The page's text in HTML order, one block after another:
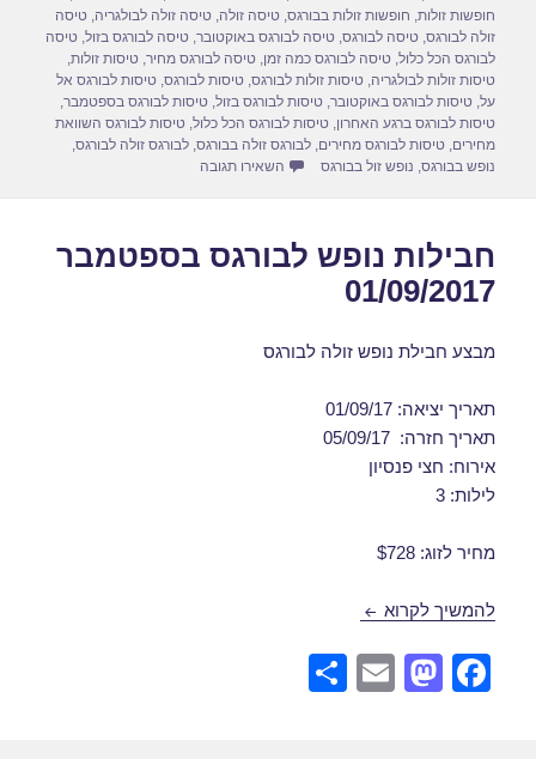
חופשות זולות חופשות זולות בבורגס ,טיסה זולה ,טיסה זולה לבולגריה ,טיסה
זולה לבורגס ,טיסה לבורגס ,טיסה לבורגס באוקטובר ,טיסה לבורגס בזול ,טיסה
לבורגס הכל כלול ,טיסה לבורגס כמה זמן ,טיסה לבורגס מחיר ,טיסות זולות
טיסות זולות לבולגריה ,טיסות זולות לבורגס ,טיסות לבורגס ,טיסות לבורגס אל
על ,טיסות לבורגס באוקטובר ,טיסות לבורגס בזול ,טיסות לבורגס בספטמבר
טיסות לבורגס ברגע האחרון ,טיסות לבורגס הכל כלול ,טיסות לבורגס השוואת
מחירים ,טיסות לבורגס מחירים ,לבורגס זולה בבורגס ,לבורגס זולה לבורגס
נופש בבורגס נופש זול בבורגס השאירו תגובה
חבילות נופש לבורגס בספטמבר
01/09/2017
מבצע חבילת נופש זולה לבורגס
תאריך יציאה: 01/09/17
תאריך חזרה: 05/09/17
אירוח: חצי פנסיון
לילות: 3
מחיר לזוג: $728
להמשיך לקרוא חבילות נופש לבורגס בספטמבר 01/09/2017
F
M
E